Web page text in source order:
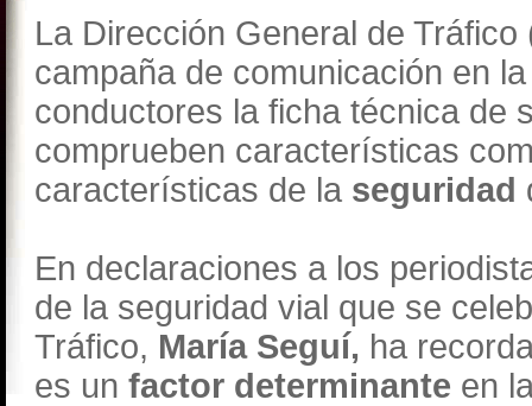
La Dirección General de
campaña de comunicación en
conductores la ficha técnica de
comprueben características
características de la seguridad
En declaraciones a los
de la seguridad vial que se
Tráfico, María Seguí, ha
es un factor determinante en